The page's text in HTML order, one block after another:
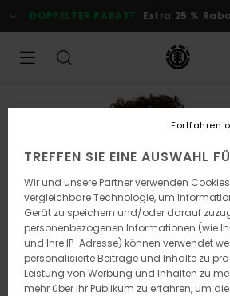
zur
Produktinformation
DOPPELTER RABATT Extra 25 %
TREFFEN SIE EINE AUSWAHL
Wir und unsere Partner verwenden
vergleichbare Technologie, um
Gerät zu speichern und/oder darauf
personenbezogenen Informationen (wie
und Ihre IP-Adresse) können verwendet
personalisierte Beiträge und Inhalte zu
Leistung von Werbung und Inhalten zu
mehr über ihr Publikum zu erfahren, um
Fortfahren